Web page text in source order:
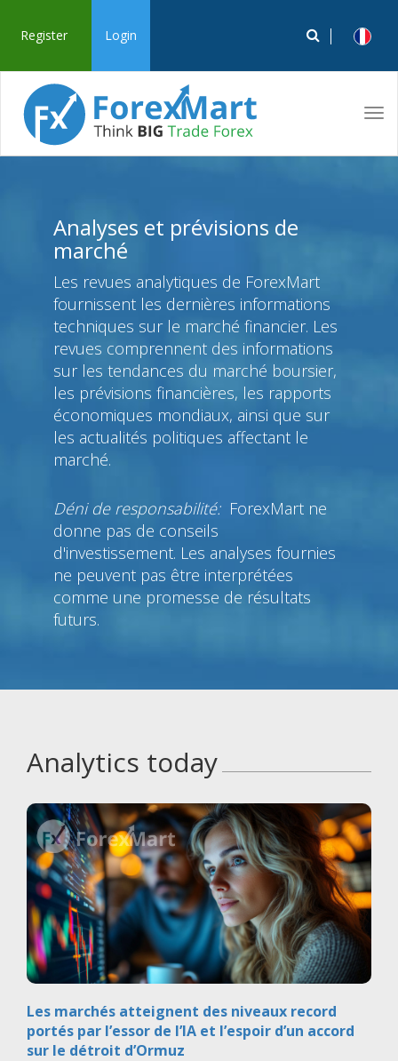
Register Login
Analyses et prévisions de
marché
Les revues analytiques de ForexMart
fournissent les dernières informations
techniques sur le marché financier. Les
revues comprennent des informations
sur les tendances du marché boursier,
les prévisions financières, les rapports
économiques mondiaux, ainsi que sur
les actualités politiques affectant le
marché.
Déni de responsabilité: ForexMart ne
donne pas de conseils
d'investissement. Les analyses fournies
ne peuvent pas être interprétées
comme une promesse de résultats
futurs.
Analytics today
Les marchés atteignent des niveaux record
portés par l’essor de l’IA et l’espoir d’un accord
sur le détroit d’Ormuz